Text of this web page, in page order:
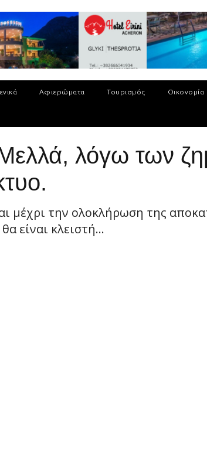
Αφιερώματα Τουρισμός Οικονομία
λόγω των
μέχρι την ολοκλήρωση της
είναι κλειστή...